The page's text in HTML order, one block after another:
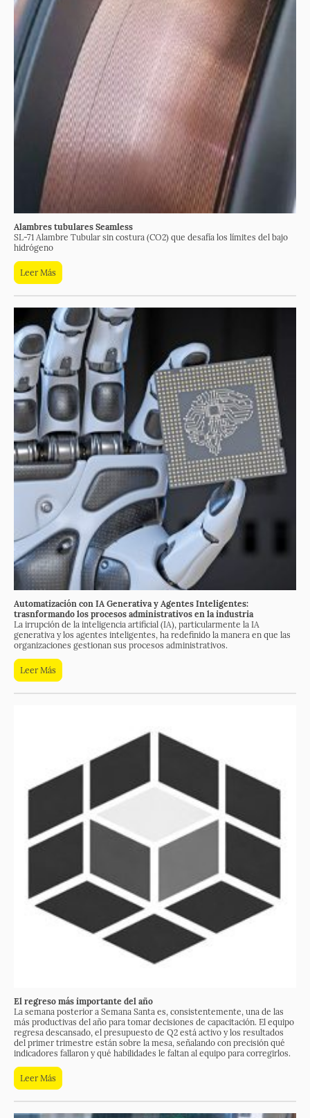
Alambres tubulares Seamless
SL-71 Alambre Tubular sin costura (CO2) que desafía los límites del bajo
hidrógeno
Leer Más
Automatización con IA Generativa y Agentes Inteligentes:
trasnformando los procesos administrativos en la industria
La irrupción de la inteligencia artificial (IA), particularmente la IA
generativa y los agentes inteligentes, ha redefinido la manera en que las
organizaciones gestionan sus procesos administrativos.
Leer Más
El regreso más importante del año
La semana posterior a Semana Santa es, consistentemente, una de las
más productivas del año para tomar decisiones de capacitación. El equipo
regresa descansado, el presupuesto de Q2 está activo y los resultados
del primer trimestre están sobre la mesa, señalando con precisión qué
indicadores fallaron y qué habilidades le faltan al equipo para corregirlos.
Leer Más